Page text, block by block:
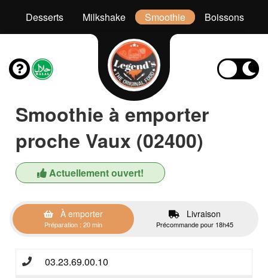
Desserts Milkshake Smoothie Boissons
Smoothie à emporter
proche Vaux (02400)
Actuellement ouvert!
À emporter
Préparation : 20 min
Livraison
Précommande pour 18h45
03.23.69.00.10